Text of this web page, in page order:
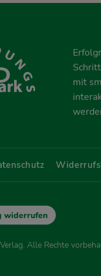
mit
widerrufen
Alle Rechte